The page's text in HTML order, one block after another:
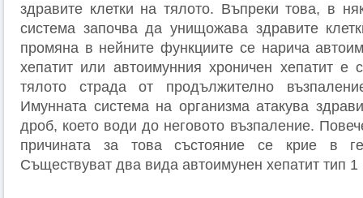
здравите клетки на тялото. Въпреки това, в
система започва да унищожава здравите
промяна в нейните функциите се нарича
хепатит или автоимунния хроничен хепатит е
тялото страда от продължително
Имунната система на организма атакува
дроб, което води до неговото възпаление.
причината за това състояние се крие в
Съществуват два вида автоимунен хепатит тип 1